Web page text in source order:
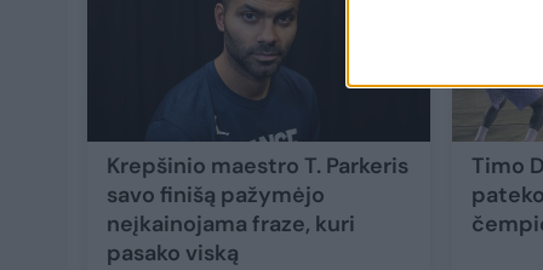
Krepšinio maestro T. Parkeris
savo finišą pažymėjo
neįkainojama fraze, kuri
pasako viską
Timo